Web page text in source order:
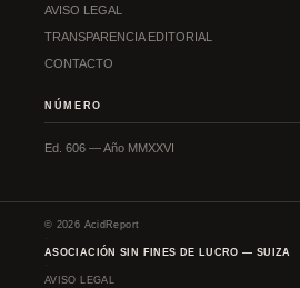
AVISO LEGAL
TRANSPARENCIA EDITORIAL
CONTACTO
NÚMERO
Ed. 606 — Año MMXXVI
© 2026 AcidReport
·
ASOCIACIÓN SIN FINES DE LUCRO — SUIZA
·
AVISO LEGAL